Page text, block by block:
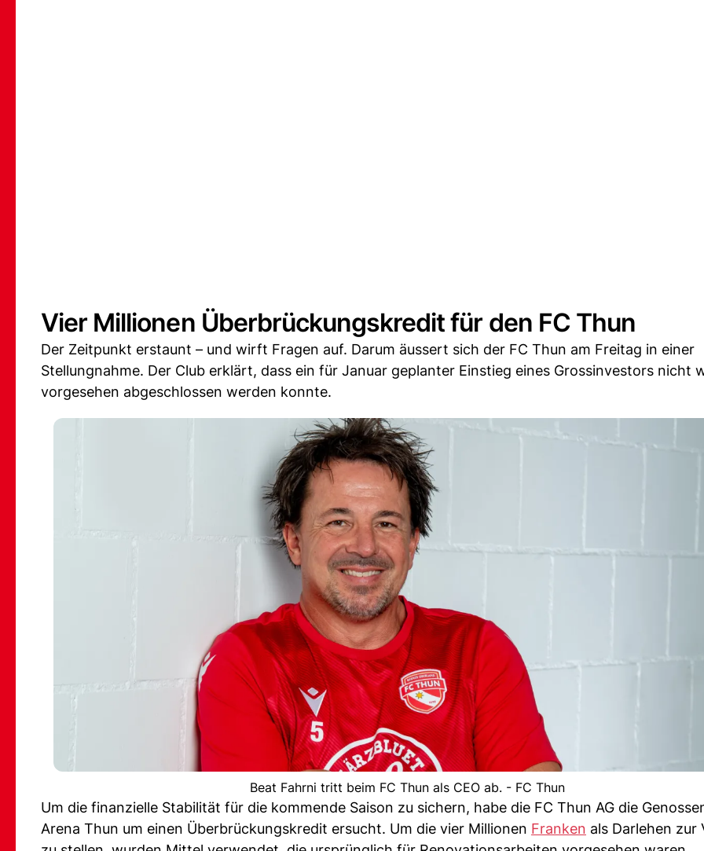
Vier Millionen Überbrückungskredit für den FC Thun
Der Zeitpunkt erstaunt – und wirft Fragen auf. Darum äussert sich der FC Thun am Freitag in einer
Stellungnahme. Der Club erklärt, dass ein für Januar geplanter Einstieg eines Grossinvestors nicht
vorgesehen abgeschlossen werden konnte.
Beat Fahrni tritt beim FC Thun als CEO ab. - FC Thun
Um die finanzielle Stabilität für die kommende Saison zu sichern, habe die FC Thun AG die
Arena Thun um einen Überbrückungskredit ersucht. Um die vier Millionen Franken als Darlehen zur